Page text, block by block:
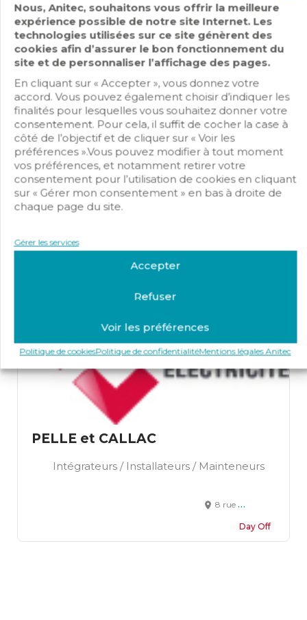
Nous, Anitec, souhaitons vous offrir la meilleure
expérience possible de notre site Internet. Les
technologies utilisées sur ce site génèrent des
cookies afin d’assurer le bon fonctionnement du
site et de personnaliser l’affichage des pages.
En cliquant sur « Accepter », vous donnez votre
accord. Vous pouvez également choisir d’indiquer les
finalités pour lesquelles vous souhaitez donner votre
consentement. Pour cela, il suffit de cocher la case à
côté de l’objectif et de cliquer sur « Voir les
préférences ».Vous pouvez modifier à tout moment
vos préférences, et notamment retirer votre
consentement pour l’utilisation de cookies en cliquant
sur « Gérer mon consentement » en bas à droite de
chaque page du site.
Gérer les services
Accepter
Refuser
Voir les préférences
Politique de cookiesPolitique de confidentialitéMentions légales Anitec
MENAGE ELECTRICITE
Intégrateurs / Installateurs / Mainteneurs
58 Rue André Boulle, 41000 Blois
Day Off
PELLE et CALLAC
Intégrateurs / Installateurs / Mainteneurs
8 rue Louis et Auguste Lumière 41008 Blois
Day Off